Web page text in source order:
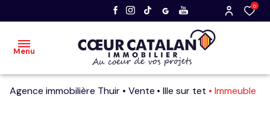
0
Menu
Agence immobilière Thuir Vente Ille sur tet Immeuble